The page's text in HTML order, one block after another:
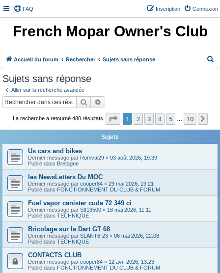
FAQ Connexion
Inscription
French Mopar Owner's Club
Accueil du forum Rechercher Sujets sans réponse
c
Sujets sans réponse
Aller sur la recherche avancée
Rechercher
La recherche a retourné 480 résultats Page 1sur10
1 2 3 4 5 10
Sujets
Us cars and bikes
Dernier message par Romval29 « 03 août 2026, 19:39
Publié dans Bretagne
les NewsLetters Du MOC
Dernier message par cooper84 « 29 mai 2026, 19:21
Publié dans FONCTIONNEMENT DU CLUB & FORUM
Fuel vapor canister cuda 72 349 ci
Dernier message par Stf13500 « 18 mai 2026, 11:11
Publié dans TECHNIQUE
Bricolage sur la Dart GT 68
Dernier message par SLANT6-23 « 06 mai 2026, 22:08
Publié dans TECHNIQUE
CONTACTS CLUB
Dernier message par cooper84 « 12 avr. 2026, 13:23
Publié dans FONCTIONNEMENT DU CLUB & FORUM